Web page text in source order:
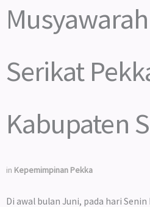
Serikat
Kabupaten
in Kepemimpinan Pekka
Di awal bulan Juni, pada hari